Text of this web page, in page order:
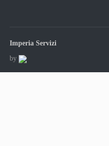
Imperia Servizi
by